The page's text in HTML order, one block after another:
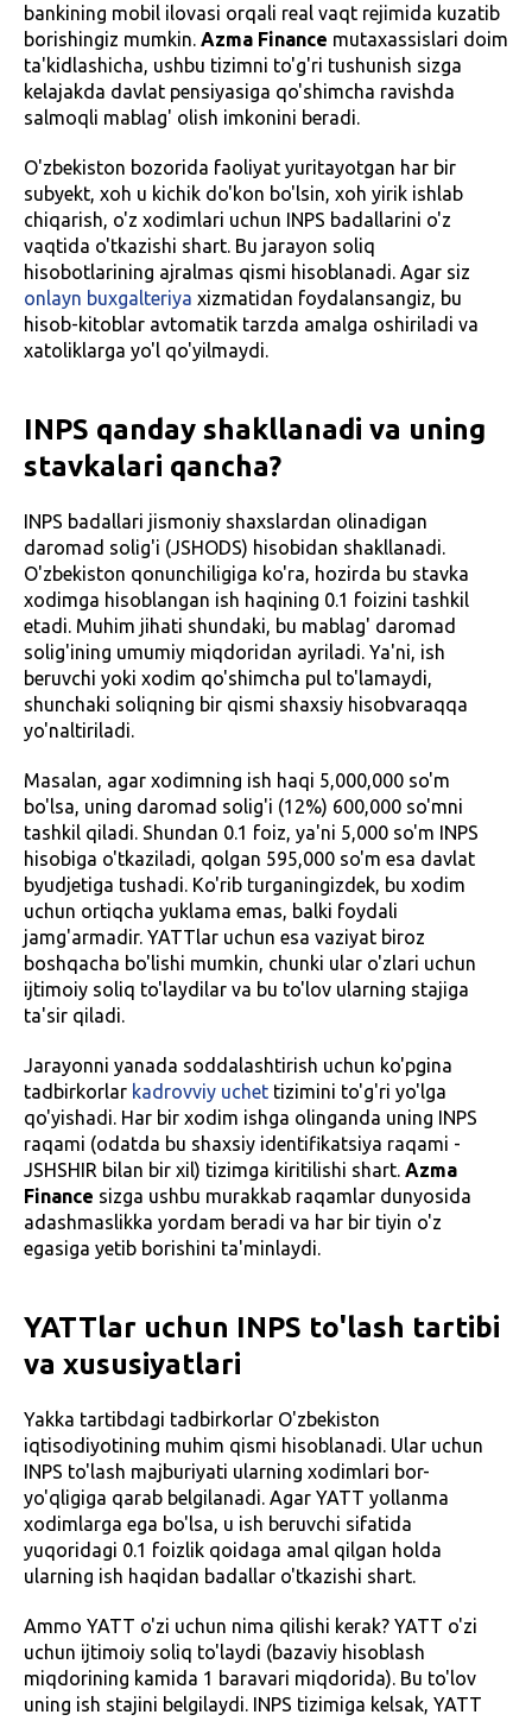
bankining mobil ilovasi orqali real vaqt rejimida kuzatib
borishingiz mumkin. Azma Finance mutaxassislari doim
ta'kidlashicha, ushbu tizimni to'g'ri tushunish sizga
kelajakda davlat pensiyasiga qo'shimcha ravishda
salmoqli mablag' olish imkonini beradi.
O'zbekiston bozorida faoliyat yuritayotgan har bir
subyekt, xoh u kichik do'kon bo'lsin, xoh yirik ishlab
chiqarish, o'z xodimlari uchun INPS badallarini o'z
vaqtida o'tkazishi shart. Bu jarayon soliq
hisobotlarining ajralmas qismi hisoblanadi. Agar siz
onlayn buxgalteriya xizmatidan foydalansangiz, bu
hisob-kitoblar avtomatik tarzda amalga oshiriladi va
xatoliklarga yo'l qo'yilmaydi.
INPS qanday shakllanadi va uning
stavkalari qancha?
INPS badallari jismoniy shaxslardan olinadigan
daromad solig'i (JSHODS) hisobidan shakllanadi.
O'zbekiston qonunchiligiga ko'ra, hozirda bu stavka
xodimga hisoblangan ish haqining 0.1 foizini tashkil
etadi. Muhim jihati shundaki, bu mablag' daromad
solig'ining umumiy miqdoridan ayriladi. Ya'ni, ish
beruvchi yoki xodim qo'shimcha pul to'lamaydi,
shunchaki soliqning bir qismi shaxsiy hisobvaraqqa
yo'naltiriladi.
Masalan, agar xodimning ish haqi 5,000,000 so'm
bo'lsa, uning daromad solig'i (12%) 600,000 so'mni
tashkil qiladi. Shundan 0.1 foiz, ya'ni 5,000 so'm INPS
hisobiga o'tkaziladi, qolgan 595,000 so'm esa davlat
byudjetiga tushadi. Ko'rib turganingizdek, bu xodim
uchun ortiqcha yuklama emas, balki foydali
jamg'armadir. YATTlar uchun esa vaziyat biroz
boshqacha bo'lishi mumkin, chunki ular o'zlari uchun
ijtimoiy soliq to'laydilar va bu to'lov ularning stajiga
ta'sir qiladi.
Jarayonni yanada soddalashtirish uchun ko'pgina
tadbirkorlar kadrovviy uchet tizimini to'g'ri yo'lga
qo'yishadi. Har bir xodim ishga olinganda uning INPS
raqami (odatda bu shaxsiy identifikatsiya raqami -
JSHSHIR bilan bir xil) tizimga kiritilishi shart. Azma
Finance sizga ushbu murakkab raqamlar dunyosida
adashmaslikka yordam beradi va har bir tiyin o'z
egasiga yetib borishini ta'minlaydi.
YATTlar uchun INPS to'lash tartibi
va xususiyatlari
Yakka tartibdagi tadbirkorlar O'zbekiston
iqtisodiyotining muhim qismi hisoblanadi. Ular uchun
INPS to'lash majburiyati ularning xodimlari bor-
yo'qligiga qarab belgilanadi. Agar YATT yollanma
xodimlarga ega bo'lsa, u ish beruvchi sifatida
yuqoridagi 0.1 foizlik qoidaga amal qilgan holda
ularning ish haqidan badallar o'tkazishi shart.
Ammo YATT o'zi uchun nima qilishi kerak? YATT o'zi
uchun ijtimoiy soliq to'laydi (bazaviy hisoblash
miqdorining kamida 1 baravari miqdorida). Bu to'lov
uning ish stajini belgilaydi. INPS tizimiga kelsak, YATT